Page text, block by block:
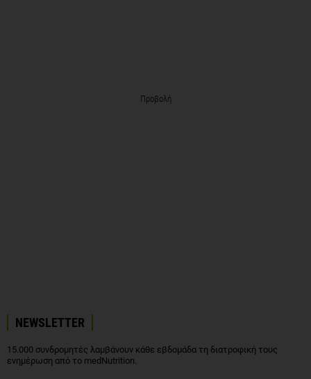
Προβολή
NEWSLETTER
15.000 συνδρομητές λαμβάνουν κάθε εβδομάδα τη διατροφική τους
ενημέρωση από το medNutrition.